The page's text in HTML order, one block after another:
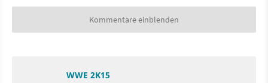
Kommentare einblenden
WWE 2K15